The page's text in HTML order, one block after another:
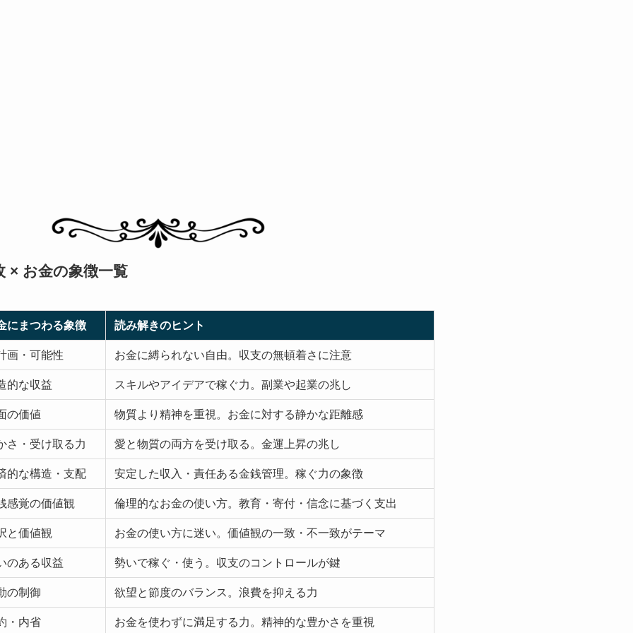
× お金の象徴一覧
にまつわる象徴 読み解きのヒント
画・可能性 お金に縛られない自由。収支の無頓着さに注意
的な収益 スキルやアイデアで稼ぐ力。副業や起業の兆し
の価値 物質より精神を重視。お金に対する静かな距離感
さ・受け取る力 愛と物質の両方を受け取る。金運上昇の兆し
的な構造・支配 安定した収入・責任ある金銭管理。稼ぐ力の象徴
感覚の価値観 倫理的なお金の使い方。教育・寄付・信念に基づく支出
と価値観 お金の使い方に迷い。価値観の一致・不一致がテーマ
のある収益 勢いで稼ぐ・使う。収支のコントロールが鍵
の制御 欲望と節度のバランス。浪費を抑える力
・内省 お金を使わずに満足する力。精神的な豊かさを重視